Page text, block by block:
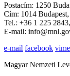
Postacím: 1250
Cím: 1014
Tel.: +36 1 225
E-mail:
e-mail facebook
Magyar Nemzeti